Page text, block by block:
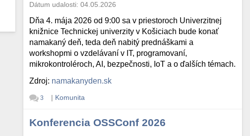
Dátum udalosti:04.05.2026
Dňa 4. mája 2026 od 9:00 sa v priestoroch Univerzitnej
knižnice Technickej univerzity v Košiciach bude konať
namakaný deň, teda deň nabitý prednáškami a
workshopmi o vzdelávaní v IT, programovaní,
mikrokontroléroch, AI, bezpečnosti, IoT a o ďalších témach.
Zdroj: namakanyden.sk
3 | Komunita
Konferencia OSSConf 2026